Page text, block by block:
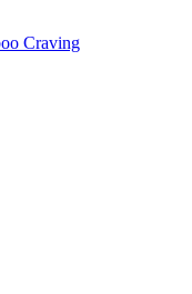
Craving